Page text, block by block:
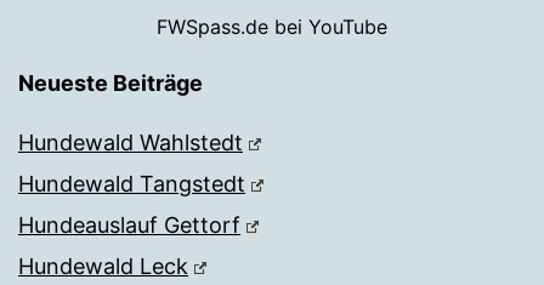
FWSpass.de bei YouTube
Neueste Beiträge
Hundewald Wahlstedt
Hundewald Tangstedt
Hundeauslauf Gettorf
Hundewald Leck